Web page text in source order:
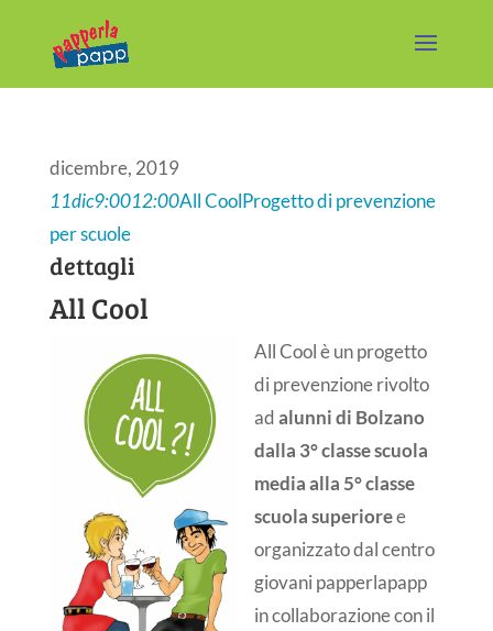
dicembre, 2019
11dic9:0012:00All CoolProgetto di prevenzione
per scuole
dettagli
All Cool
All Cool è un progetto
di prevenzione rivolto
adalunni di Bolzano
dalla 3° classe scuola
media alla 5° classe
scuola superioree
organizzato dal centro
giovani papperlapapp
in collaborazione con il